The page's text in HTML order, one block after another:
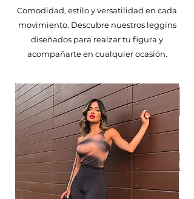
Comodidad, estilo y versatilidad en cada
movimiento. Descubre nuestros leggins
diseñados para realzar tu figura y
acompañarte en cualquier ocasión.